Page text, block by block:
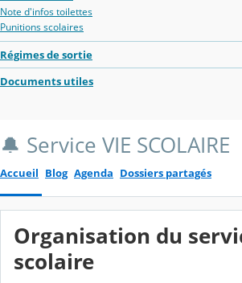
Note d'infos toilettes
Punitions scolaires
Régimes de sortie
Documents utiles
🔔 Service VIE SCOLAIRE
Accueil Blog Agenda Dossiers partagés
Organisation du
scolaire